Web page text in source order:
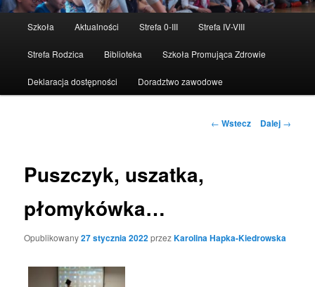
główne
Przeskocz
do
tekstu
Szkoła Aktualności Strefa 0-III Strefa IV-VIII
Strefa Rodzica Biblioteka Szkoła Promująca Zdrowie
Deklaracja dostępności Doradztwo zawodowe
Nawigacja
← Wstecz Dalej →
Puszczyk, uszatka,
płomykówka…
Opublikowany27 stycznia 2022przezKarolina Hapka-Kiedrowska